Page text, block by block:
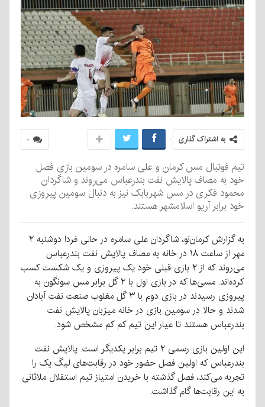
۰ به اشتراک گذاری
تیم فوتبال مس کرمان و علی سامره در سومین بازی فصل
خود به مصاف پالایش نفت بندرعباس می‌روند و شاگردان
محمود فکری در مس شهربابک نیز به دنبال سومین پیروزی
خود برابر آریو اسلامشهر هستند.
به گزارش کرمان‌نو، شاگردان علی سامره در حالی فردا دوشنبه ۲
مهر از ساعت ۱۸ در خانه به مصاف پالایش نفت بندرعباس
می‌روند که از ۲ بازی قبلی خود یک پیروزی و یک شکست کسب
کرده‌اند. مسی‌ها که در بازی اول با ۲ گل برابر مس سونگون به
پیروزی رسیدند در بازی دوم با ۳ گل مغلوب صنعت نفت آبادان
شدند و حالا در سومین بازی در خانه میزبان پالایش نفت
بندرعباس هستند تا عیار این تیم کم کم مشخص شود.
این اولین بازی رسمی ۲ تیم برابر یکدیگر است. پالایش نفت
بندرعباس که اولین فصل حضور خود در رقابت‌های لیگ یک را
تجربه می‌کند، فصل گذشته با خریدن امتیاز تیم استقلال ملاثانی
به این رقابت‌ها گام گذاشت.